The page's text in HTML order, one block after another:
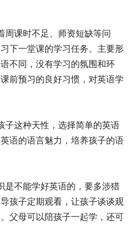
课时不足、师资短缺等问
下一堂课的学习任务。主要形
不同，没有学习的氛围和环
前预习的良好习惯，对英语学
这种天性，选择简单的英语
语的语言魅力，培养孩子的语
不能学好英语的，要多涉猎
孩子定期观看，让孩子谈谈观
父母可以陪孩子一起学，还可